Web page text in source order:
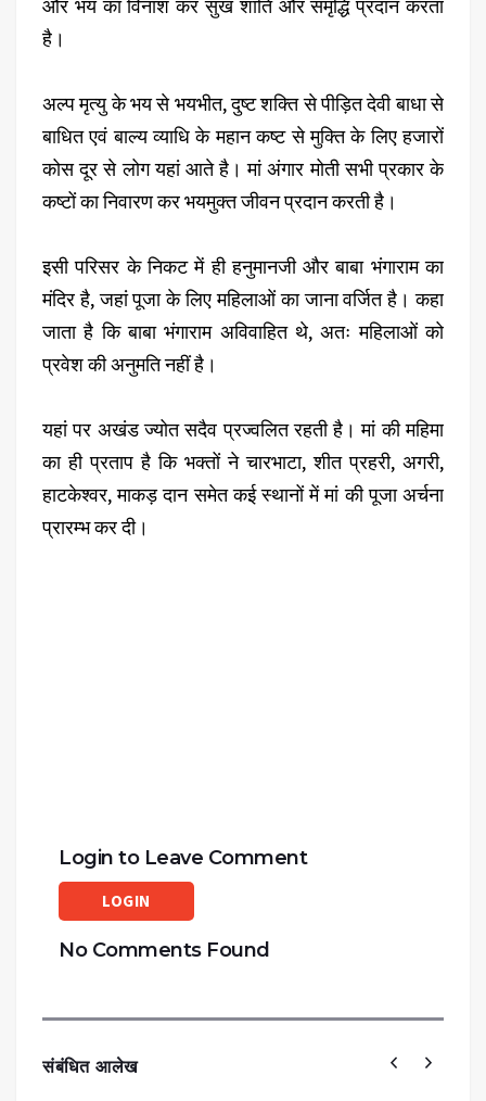
और भय का विनाश कर सुख शांति और समृद्धि प्रदान करता
है।
अल्प मृत्यु के भय से भयभीत, दुष्ट शक्ति से पीड़ित देवी बाधा से
बाधित एवं बाल्य व्याधि के महान कष्ट से मुक्ति के लिए हजारों
कोस दूर से लोग यहां आते है। मां अंगार मोती सभी प्रकार के
कष्टों का निवारण कर भयमुक्त जीवन प्रदान करती है।
इसी परिसर के निकट में ही हनुमानजी और बाबा भंगाराम का
मंदिर है, जहां पूजा के लिए महिलाओं का जाना वर्जित है। कहा
जाता है कि बाबा भंगाराम अविवाहित थे, अतः महिलाओं को
प्रवेश की अनुमति नहीं है।
यहां पर अखंड ज्योत सदैव प्रज्वलित रहती है। मां की महिमा
का ही प्रताप है कि भक्तों ने चारभाटा, शीत प्रहरी, अगरी,
हाटकेश्वर, माकड़ दान समेत कई स्थानों में मां की पूजा अर्चना
प्रारम्भ कर दी।
Login to Leave Comment
LOGIN
No Comments Found
संबंधित आलेख